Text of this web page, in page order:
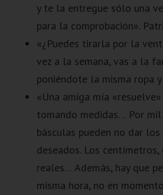
y te la entregue sólo una
para la comprobación».
«¿Puedes tirarla por la
vez a la semana, vas a la
poniéndote la misma ropa
«Una amiga mía
tomando medidas… Por mil
básculas pueden no dar
deseados. Los centímetros,
reales… Además, hay que
misma hora, no en